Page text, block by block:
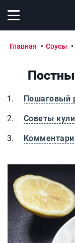
Открыть меню
Главная Соусы
Пошаговый
Советы